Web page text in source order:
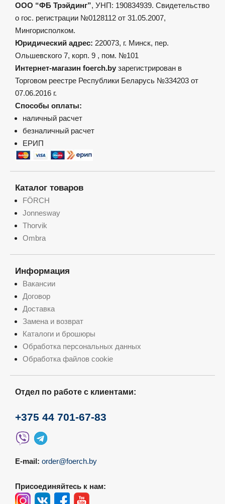
ООО “ФБ Трэйдинг”, УНП: 190834939. Свидетельство
о гос. регистрации №0128112 от 31.05.2007,
Мингорисполком.
Юридический адрес: 220073, г. Минск, пер.
Ольшевского 7, корп. 9 , пом. №101
Интернет-магазин foerch.by зарегистрирован в
Торговом реестре Республики Беларусь №334203 от
07.06.2016 г.
Способы оплаты:
наличный расчет
безналичный расчет
ЕРИП
Каталог товаров
FÖRCH
Jonnesway
Thorvik
Ombra
Информация
Вакансии
Договор
Доставка
Замена и возврат
Каталоги и брошюры
Обработка персональных данных
Обработка файлов cookie
Отдел по работе с клиентами:
+375 44 701-67-83
E-mail: order@foerch.by
Присоединяйтесь к нам: